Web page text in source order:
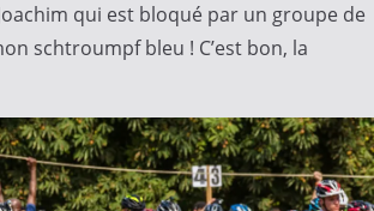
qui est bloqué par un groupe de
schtroumpf bleu ! C’est bon, la